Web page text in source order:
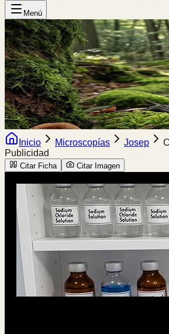
Menú
Inicio Microscopías Josep
Publicidad
Citar Ficha Citar Imagen